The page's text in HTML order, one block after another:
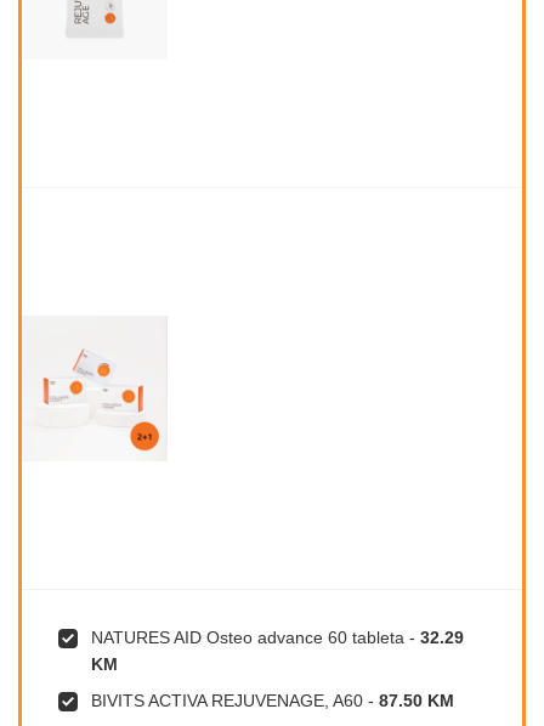
NATURES AID Osteo advance 60 tableta - 32.29
KM
BIVITS ACTIVA REJUVENAGE, A60 - 87.50 KM